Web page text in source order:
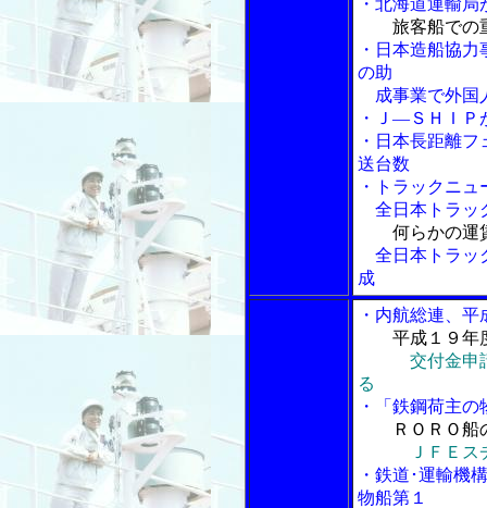
・北海道運輸
旅客船での
・日本造船協
の助
成事業で外国
・Ｊ―ＳＨＩＰ
・日本長距離
送台数
・トラックニュ
全日本トラッ
何らかの運
全日本トラッ
成
・内航総連、
平成１９年
交付金申
る
・「鉄鋼荷主
ＲＯＲＯ
ＪＦＥ
・鉄道･運輸機
物船第１